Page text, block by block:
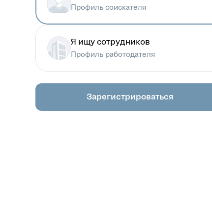
Профиль соискателя
Я ищу сотрудников
Профиль работодателя
Зарегистрироваться